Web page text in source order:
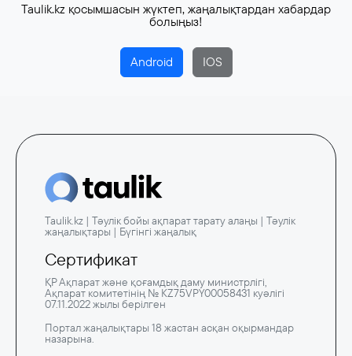
Taulik.kz қосымшасын жүктеп, жаңалықтардан хабардар
болыңыз!
Android IOS
Taulik.kz | Тәулік бойы ақпарат тарату алаңы | Тәулік
жаңалықтары | Бүгінгі жаңалық
Сертификат
ҚР Ақпарат және қоғамдық даму министрлігі,
Ақпарат комитетінің № KZ75VPY00058431 куәлігі
07.11.2022 жылы берілген
Портал жаңалықтары 18 жастан асқан оқырмандар
назарына.